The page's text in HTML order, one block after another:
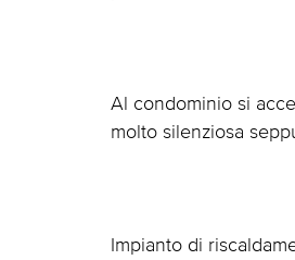
Al condominio si
molto silenziosa
Impianto di